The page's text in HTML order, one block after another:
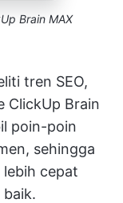
Brain MAX
tren SEO,
ClickUp Brain
poin-poin
sehingga
cepat
baik.